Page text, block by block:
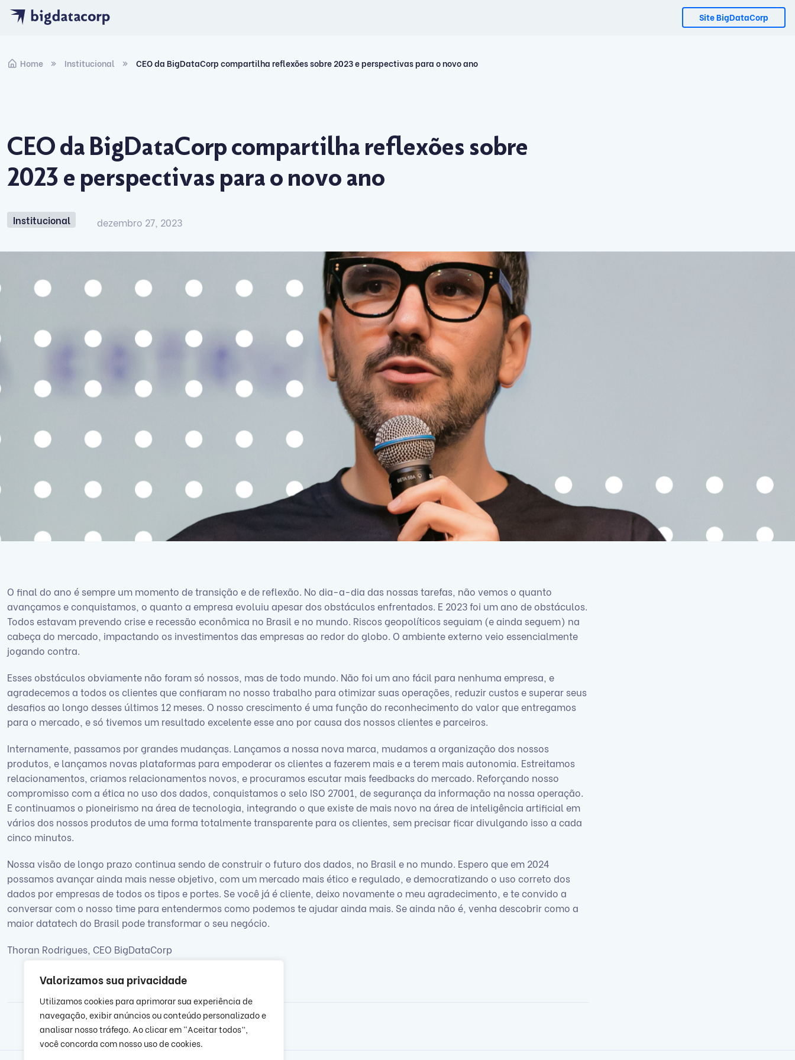
Valorizamos sua privacidade
Utilizamos cookies para aprimorar sua experiência de
navegação, exibir anúncios ou conteúdo personalizado e
analisar nosso tráfego. Ao clicar em “Aceitar todos”,
você concorda com nosso uso de cookies.
Skip to navigation
Skip to content
Site BigDataCorp
Home Institucional CEO da BigDataCorp compartilha reflexões sobre 2023 e perspectivas para o novo ano
CEO da BigDataCorp compartilha reflexões sobre
2023 e perspectivas para o novo ano
Institucional dezembro 27, 2023
O final do ano é sempre um momento de transição e de reflexão. No dia-a-dia das nossas tarefas, não vemos o quanto
avançamos e conquistamos, o quanto a empresa evoluiu apesar dos obstáculos enfrentados. E 2023 foi um ano de obstáculos.
Todos estavam prevendo crise e recessão econômica no Brasil e no mundo. Riscos geopolíticos seguiam (e ainda seguem) na
cabeça do mercado, impactando os investimentos das empresas ao redor do globo. O ambiente externo veio essencialmente
jogando contra.
Esses obstáculos obviamente não foram só nossos, mas de todo mundo. Não foi um ano fácil para nenhuma empresa, e
agradecemos a todos os clientes que confiaram no nosso trabalho para otimizar suas operações, reduzir custos e superar seus
desafios ao longo desses últimos 12 meses. O nosso crescimento é uma função do reconhecimento do valor que entregamos
para o mercado, e só tivemos um resultado excelente esse ano por causa dos nossos clientes e parceiros.
Internamente, passamos por grandes mudanças. Lançamos a nossa nova marca, mudamos a organização dos nossos
produtos, e lançamos novas plataformas para empoderar os clientes a fazerem mais e a terem mais autonomia. Estreitamos
relacionamentos, criamos relacionamentos novos, e procuramos escutar mais feedbacks do mercado. Reforçando nosso
compromisso com a ética no uso dos dados, conquistamos o selo ISO 27001, de segurança da informação na nossa operação.
E continuamos o pioneirismo na área de tecnologia, integrando o que existe de mais novo na área de inteligência artificial em
vários dos nossos produtos de uma forma totalmente transparente para os clientes, sem precisar ficar divulgando isso a cada
cinco minutos.
Nossa visão de longo prazo continua sendo de construir o futuro dos dados, no Brasil e no mundo. Espero que em 2024
possamos avançar ainda mais nesse objetivo, com um mercado mais ético e regulado, e democratizando o uso correto dos
dados por empresas de todos os tipos e portes. Se você já é cliente, deixo novamente o meu agradecimento, e te convido a
conversar com o nosso time para entendermos como podemos te ajudar ainda mais. Se ainda não é, venha descobrir como a
maior datatech do Brasil pode transformar o seu negócio.
Thoran Rodrigues, CEO BigDataCorp